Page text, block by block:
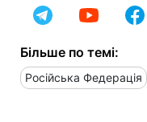
Більше по темі:
Російська Федерація